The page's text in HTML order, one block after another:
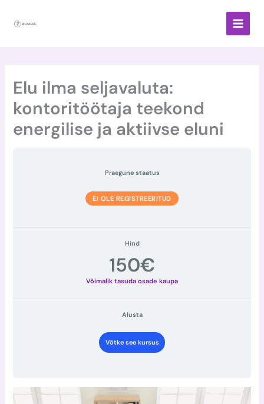
Elu ilma seljavaluta:
kontoritöötaja teekond
energilise ja aktiivse eluni​
Praegune staatus
EI OLE REGISTREERITUD
Hind
150€
Alusta
Võtke see kursus